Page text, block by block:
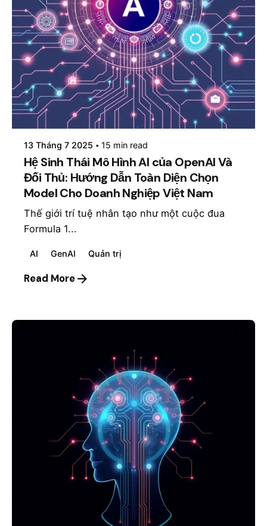
Posted by
mosyai
13 Tháng 7 2025 15 min read
Hệ Sinh Thái Mô Hình AI của OpenAI Và
Đối Thủ: Hướng Dẫn Toàn Diện Chọn
Model Cho Doanh Nghiệp Việt Nam
Thế giới trí tuệ nhân tạo như một cuộc đua
Formula 1...
AI GenAI Quản trị
Read More